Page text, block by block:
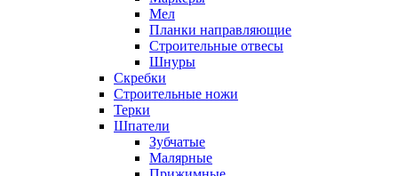
Мел
Планки направляющие
Строительные отвесы
Шнуры
Скребки
Строительные ножи
Терки
Шпатели
Зубчатые
Малярные